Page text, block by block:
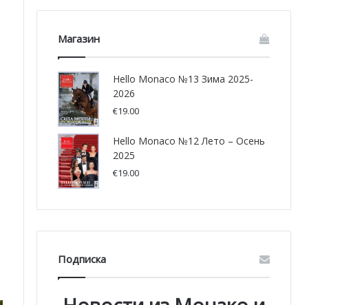
Магазин
Hello Monaco №13 Зима 2025-
2026
€19.00
Hello Monaco №12 Лето – Осень
2025
€19.00
Подписка